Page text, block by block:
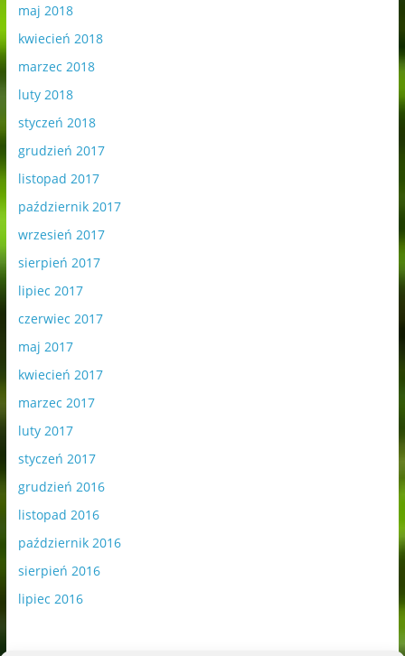
maj 2018
kwiecień 2018
marzec 2018
luty 2018
styczeń 2018
grudzień 2017
listopad 2017
październik 2017
wrzesień 2017
sierpień 2017
lipiec 2017
czerwiec 2017
maj 2017
kwiecień 2017
marzec 2017
luty 2017
styczeń 2017
grudzień 2016
listopad 2016
październik 2016
sierpień 2016
lipiec 2016